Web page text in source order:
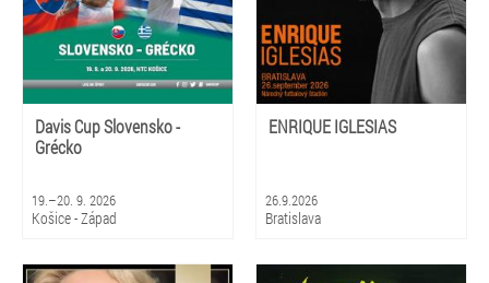
Davis Cup Slovensko -
Grécko
19.–20. 9. 2026
Košice - Západ
ENRIQUE IGLESIAS
26.9.2026
Bratislava